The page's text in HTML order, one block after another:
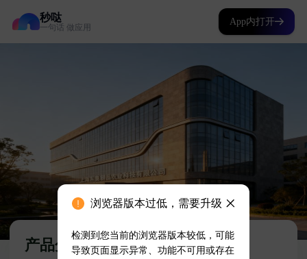
秒哒
一句话 做应用
App内打开
浏览器版本过低，需要升级
检测到您当前的浏览器版本较低，可能
导致页面显示异常、功能不可用或存在